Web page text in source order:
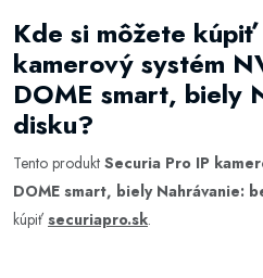
Kde si môžete
kamerový systém
DOME smart, biely
disku?
Tento produkt Securia Pro IP
DOME smart, biely Nahrávanie:
kúpiť securiapro.sk.